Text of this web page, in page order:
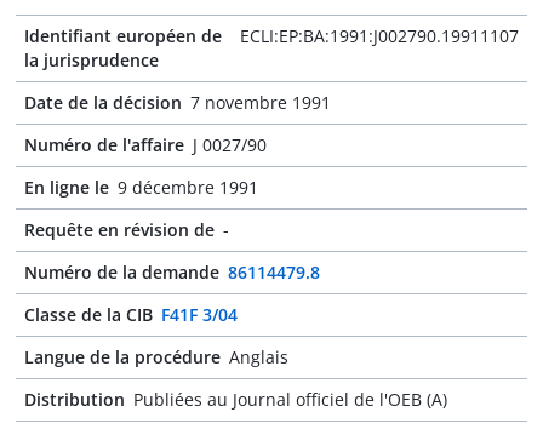
Identifiant européen de
la jurisprudence
ECLI:EP:BA:1991:J002790.19911107
Date de la décision 7 novembre 1991
Numéro de l'affaire J 0027/90
En ligne le 9 décembre 1991
Requête en révision de -
Numéro de la demande 86114479.8
Classe de la CIB F41F 3/04
Langue de la procédure Anglais
Distribution Publiées au Journal officiel de l'OEB (A)